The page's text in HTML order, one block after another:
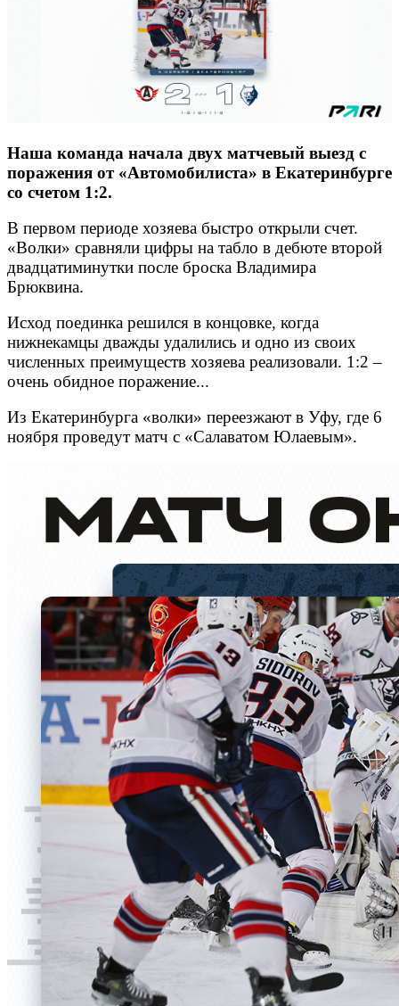
Наша команда начала двух матчевый выезд с
поражения от «Автомобилиста» в Екатеринбурге
со счетом 1:2.
В первом периоде хозяева быстро открыли счет.
«Волки» сравняли цифры на табло в дебюте второй
двадцатиминутки после броска Владимира
Брюквина.
Исход поединка решился в концовке, когда
нижнекамцы дважды удалились и одно из своих
численных преимуществ хозяева реализовали. 1:2 –
очень обидное поражение...
Из Екатеринбурга «волки» переезжают в Уфу, где 6
ноября проведут матч с «Салаватом Юлаевым».